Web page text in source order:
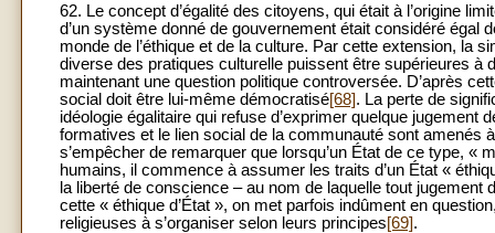
62. Le concept d’égalité des citoyens, qui était à l’origine
d’un système donné de gouvernement était considéré
monde de l’éthique et de la culture. Par cette extension, la
diverse des pratiques culturelle puissent être supérieures à
maintenant une question politique controversée. D’après
social doit être lui-même démocratisé[68]. La perte de
idéologie égalitaire qui refuse d’exprimer quelque jugement
formatives et le lien social de la communauté sont amenés
s’empêcher de remarquer que lorsqu’un État de ce type,
humains, il commence à assumer les traits d’un État «
la liberté de conscience – au nom de laquelle tout
cette « éthique d’État », on met parfois indûment en
religieuses à s’organiser selon leurs principes[69].